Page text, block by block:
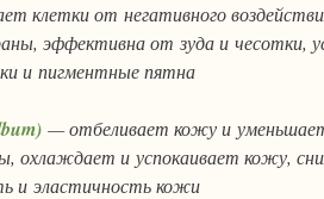
клетки от негативного
эффективна от зуда и чесотки,
и пигментные пятна
— отбеливает кожу и
охлаждает и успокаивает кожу,
и эластичность кожи